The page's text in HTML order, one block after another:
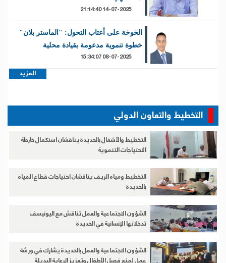
الخوخة على أعتاب التحول: "الماستر بلان"
خطوة تنموية مدعومة بقيادة محلية
المزيد
التخطيط والتعاون الدولي
التخطيط والأشغال بالحديدة يناقشان استكمال خارطة
الاحتياجات التنموية
التخطيط ومياه الريف يناقشان احتياجات قطاع المياه
بالحديدة
الشؤون الاجتماعية والعمل تناقش مع اليونيسف
تدخلاتها الإنسانية في الحديدة
الشؤون الاجتماعية والعمل بالحديدة يشارك في ورشة
عمل لمنع فصل الأطفال وتعزيز الرعاية البديلة